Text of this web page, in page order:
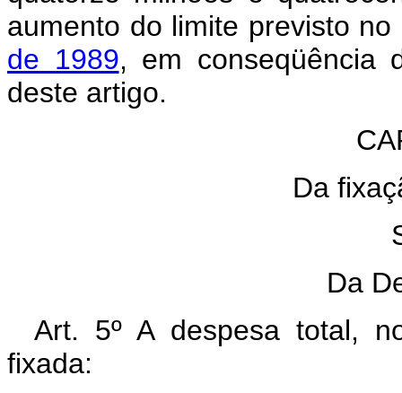
aumento do limite previsto
de 1989, em conseqüência
deste artigo.
Da
Da
Art. 5º A despesa total,
fixada: